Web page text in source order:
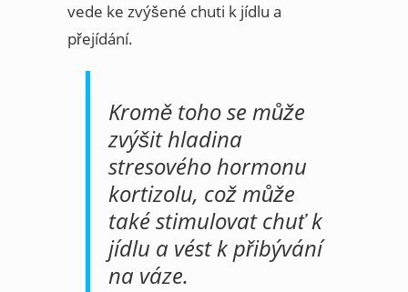
vede ke zvýšené chuti k jídlu a
přejídání.
Kromě toho se může
zvýšit hladina
stresového hormonu
kortizolu, což může
také stimulovat chuť k
jídlu a vést k přibývání
na váze.